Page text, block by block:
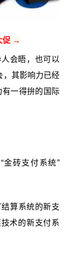
促 →
会晤，也可以
，其影响力已经
一得拚的国际
金砖支付系统”
算系统的新支
术的新支付系